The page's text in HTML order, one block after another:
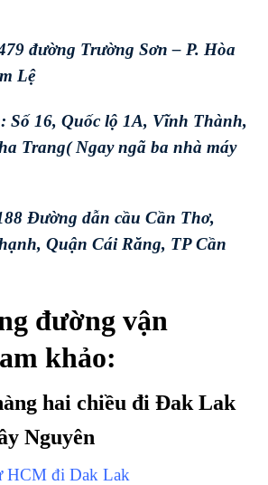
đường Trường Sơn – P. Hòa
Lệ
Số 16, Quốc lộ 1A, Vĩnh Thành,
Trang( Ngay ngã ba nhà máy
Đường dẫn cầu Cần Thơ,
Quận Cái Răng, TP Cần
đường vận
khảo:
hai chiều đi Đak Lak
Nguyên
HCM đi Dak Lak